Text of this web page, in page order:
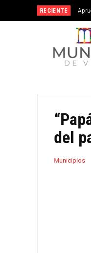
RECIENTE
del
Municipios